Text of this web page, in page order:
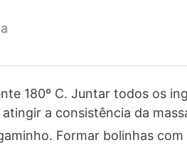
180º C. Juntar todos os
a consistência da
Formar bolinhas com